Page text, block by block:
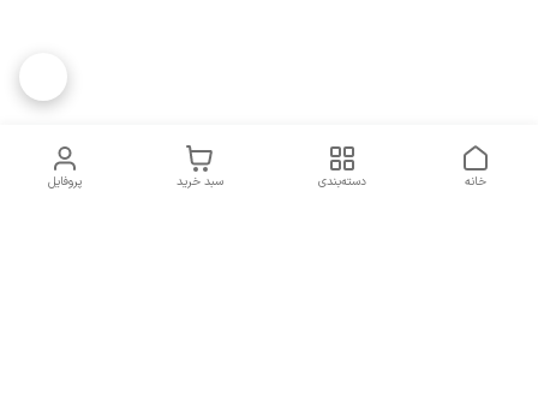
پروفایل سبد خرید دسته‌بندی خانه